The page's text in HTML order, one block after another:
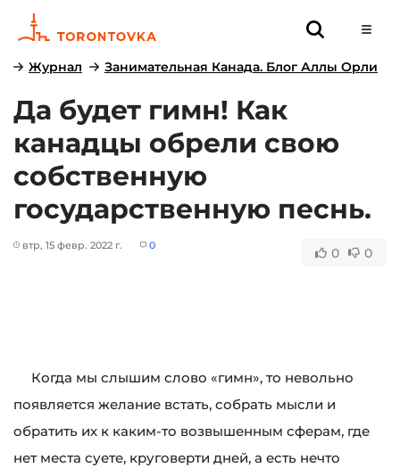
Журнал Занимательная Канада. Блог Аллы Орли
Да будет гимн! Как
канадцы обрели свою
собственную
государственную песнь.
втр, 15 февр. 2022 г. 0 0 0
Когда мы слышим слово «гимн», то невольно
появляется желание встать, собрать мысли и
обратить их к каким-то возвышенным сферам, где
нет места суете, круговерти дней, а есть нечто